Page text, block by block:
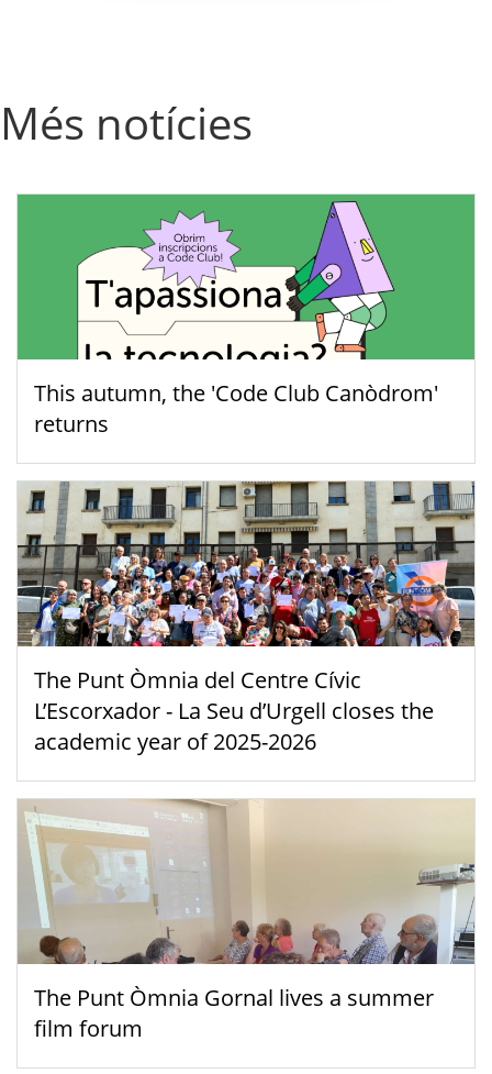
Més notícies
This autumn, the 'Code Club Canòdrom'
returns
The Punt Òmnia del Centre Cívic
L’Escorxador - La Seu d’Urgell closes the
academic year of 2025-2026
The Punt Òmnia Gornal lives a summer
film forum